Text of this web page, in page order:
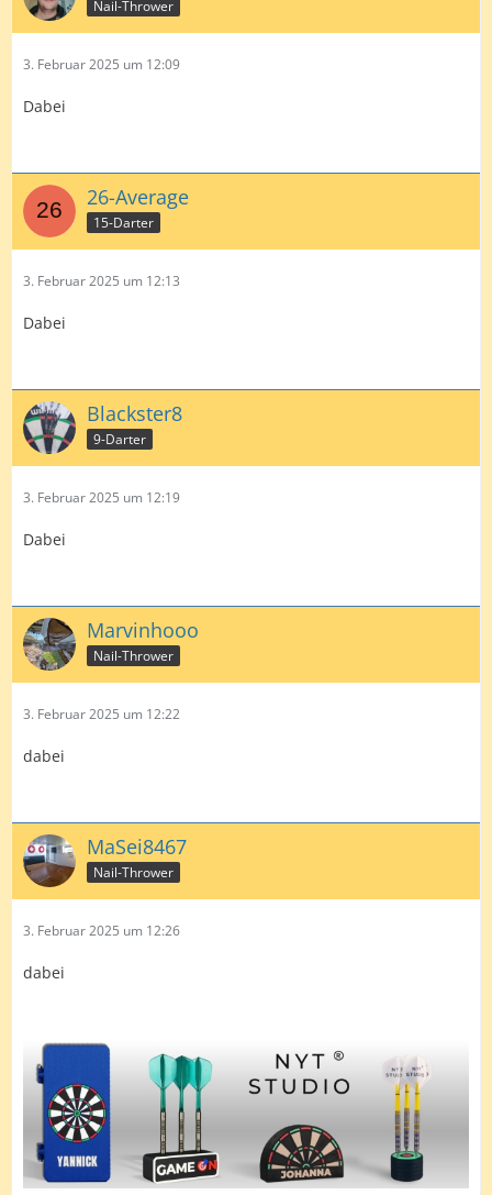
Nail-Thrower
3. Februar 2025 um 12:09
Dabei
26-Average
15-Darter
3. Februar 2025 um 12:13
Dabei
Blackster8
9-Darter
3. Februar 2025 um 12:19
Dabei
Marvinhooo
Nail-Thrower
3. Februar 2025 um 12:22
dabei
MaSei8467
Nail-Thrower
3. Februar 2025 um 12:26
dabei